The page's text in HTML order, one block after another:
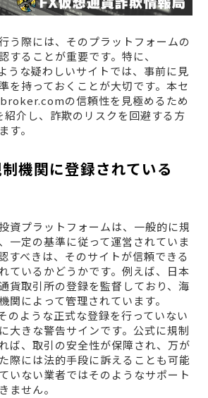
う際には、そのプラットフォームの
することが重要です。特に、
な疑わしいサイトでは、事前に見
を持っておくことが大切です。本セ
の信頼性を見極めるため
紹介し、詐欺のリスクを回避する方
す。
機関に登録されている
資プラットフォームは、一般的に規
一定の基準に従って運営されていま
すべきは、そのサイトが信頼できる
ているかどうかです。例えば、日本
貨取引所の登録を監督しており、海
関によって管理されています。
ような正式な登録を行っていない
大きな警告サインです。公式に規制
ば、取引の安全性が保障され、万が
際には法的手段に訴えることも可能
いない業者ではそのようなサポート
ません。